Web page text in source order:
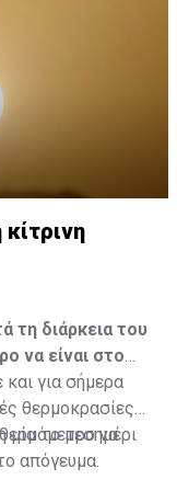
τη διάρκεια του
να είναι στο
για σήμερα
θερμοκρασίες
να
μία το μεσημέρι
απόγευμα.